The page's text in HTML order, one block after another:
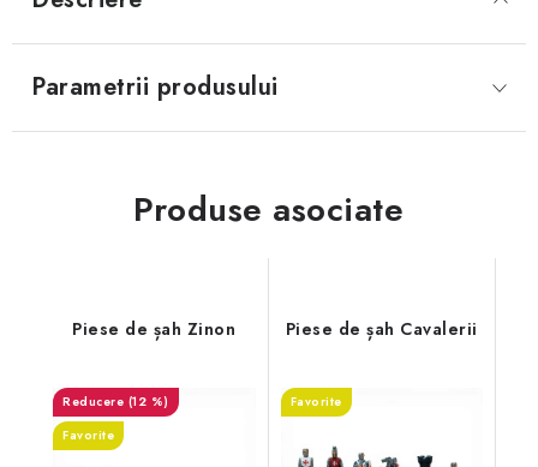
Parametrii produsului
Produse asociate
Piese de șah Zinon
(12 %)
Favorite
Piese de șah Cavalerii
Favorite